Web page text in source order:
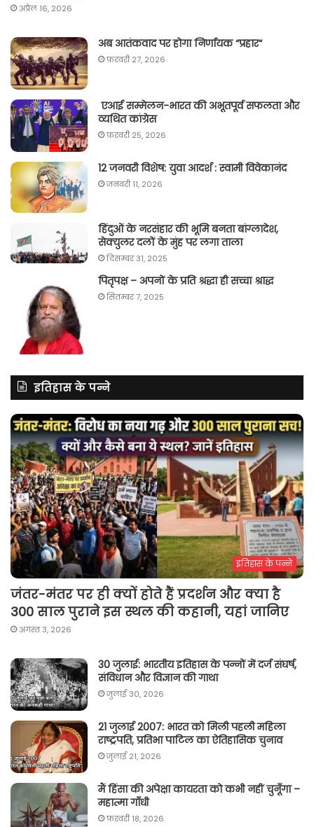
अप्रैल 16, 2026
अब आतंकवाद पर होगा निर्णायक “प्रहार“
फ़रवरी 27, 2026
एआई सम्मेलन-भारत की अभूतपूर्व सफलता और
व्यथित कांग्रेस
फ़रवरी 25, 2026
12 जनवरी विशेष: युवा आदर्श : स्वामी विवेकानंद
जनवरी 11, 2026
हिंदुओं के नरसंहार की भूमि बनता बांग्लादेश,
सेक्युलर दलों के मुंह पर लगा ताला
दिसम्बर 31, 2025
पितृपक्ष – अपनों के प्रति श्रद्धा ही सच्चा श्राद्ध
सितम्बर 7, 2025
इतिहास के पन्ने
इतिहास के पन्ने
जंतर-मंतर पर ही क्यों होते हैं प्रदर्शन और क्या है
300 साल पुराने इस स्थल की कहानी, यहां जानिए
अगस्त 3, 2026
30 जुलाई: भारतीय इतिहास के पन्नों में दर्ज संघर्ष,
संविधान और विज्ञान की गाथा
जुलाई 30, 2026
21 जुलाई 2007: भारत को मिली पहली महिला
राष्ट्रपति, प्रतिभा पाटिल का ऐतिहासिक चुनाव
जुलाई 21, 2026
मैं हिंसा की अपेक्षा कायरता को कभी नहीं चुनूँगा –
महात्मा गाँधी
फ़रवरी 18, 2026